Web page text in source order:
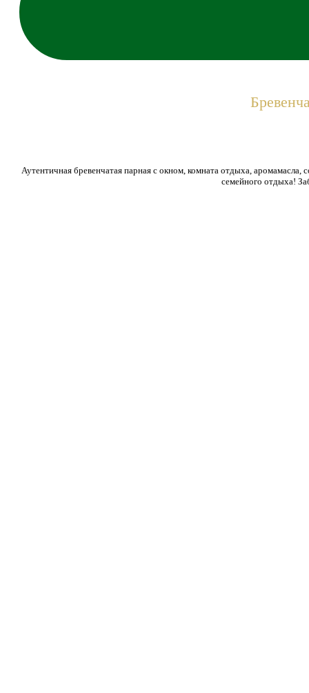
Аутентичная бревенчатая парная с окном, комната отдыха,
семейного отдыха!